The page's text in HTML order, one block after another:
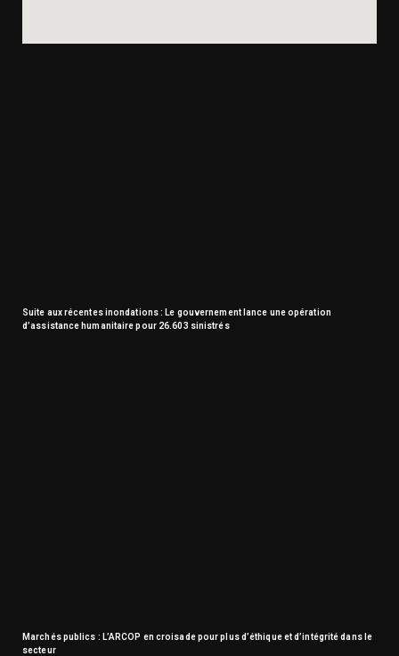
Suite aux récentes inondations : Le gouvernement lance une opération
d’assistance humanitaire pour 26.603 sinistrés
Marchés publics : L’ARCOP en croisade pour plus d’éthique et d’intégrité dans le
secteur